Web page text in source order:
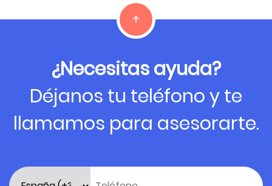
¿Necesitas ayuda?
Déjanos tu teléfono y te
llamamos para asesorarte.